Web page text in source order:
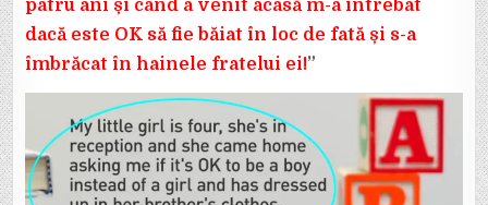
patru ani și când a venit acasă m-a întrebat
dacă este OK să fie băiat în loc de fată și s-a
îmbrăcat în hainele fratelui ei!”